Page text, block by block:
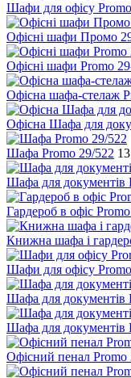
Шафи для офісу
Офісні шафи Промо
Офісні шафи Promo
Офісна шафа-стелаж
Офісна Шафа для
Шафа Promo 29/522
Шафа для документів
Гардероб в офіс
Книжна шафа і
Шафи для офісу
Шафа для документів
Шафа для документів
Офісний пенал Promo